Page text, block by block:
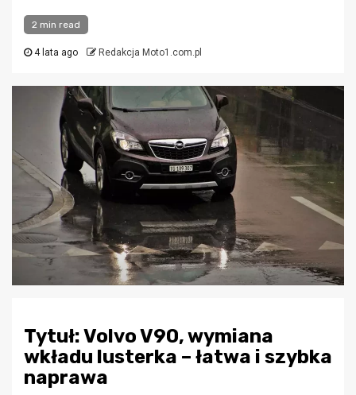
2 min read
4 lata ago Redakcja Moto1.com.pl
Tytuł: Volvo V90, wymiana
wkładu lusterka – łatwa i szybka
naprawa